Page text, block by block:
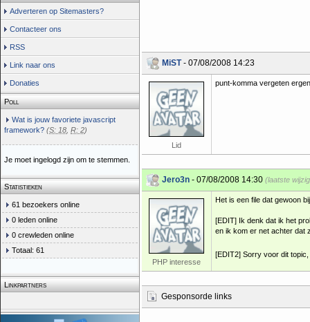
Adverteren op Sitemasters?
Contacteer ons
RSS
Link naar ons
Donaties
Poll
Wat is jouw favoriete javascript
framework? (S: 18 R: 2)
Je moet ingelogd zijn om te stemmen.
Statistieken
61 bezoekers online
0 leden online
0 crewleden online
Totaal: 61
Linkpartners
MiST- 07/08/2008 14:23
Lid
punt-komma vergeten
Jero3n - 07/08/2008 14:30 (laatste
PHP interesse
Het is een file dat gewoon
[EDIT] Ik denk dat ik het
en ik kom er net achter dat
[EDIT2] Sorry voor dit
Gesponsorde links